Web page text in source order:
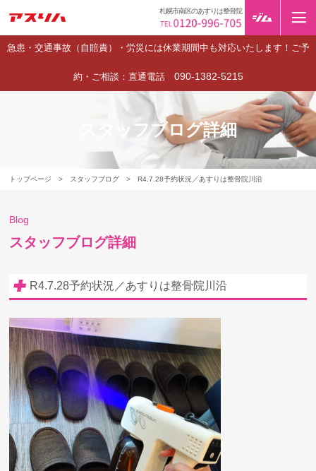
急患・交通事故（自賠責）・労災には休業期間中も対応いたします！ご予
約・ご相談：直通電話 090-1382-5215
札幌市南区のあすりは整骨院
トップページ > スタッフブログ > R4.7.28予約状況／あすりは整骨院川沿
スタッフブログ詳細
Blog
スタッフブログ詳細
R4.7.28予約状況／あすりは整骨院川沿